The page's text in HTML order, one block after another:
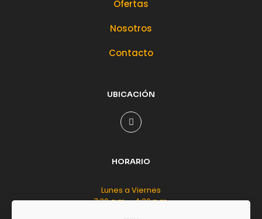
Ofertas
Nosotros
Contacto
UBICACIÓN
HORARIO
Lunes a Viernes
7:30 a.m. - 4:30 p.m.